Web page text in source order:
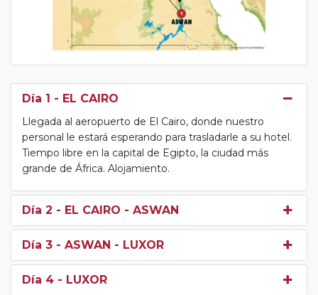
Día 1 - EL CAIRO
Llegada al aeropuerto de El Cairo, donde nuestro
personal le estará esperando para trasladarle a su hotel.
Tiempo libre en la capital de Egipto, la ciudad más
grande de África. Alojamiento.
Día 2 - EL CAIRO - ASWAN
Día 3 - ASWAN - LUXOR
Día 4 - LUXOR